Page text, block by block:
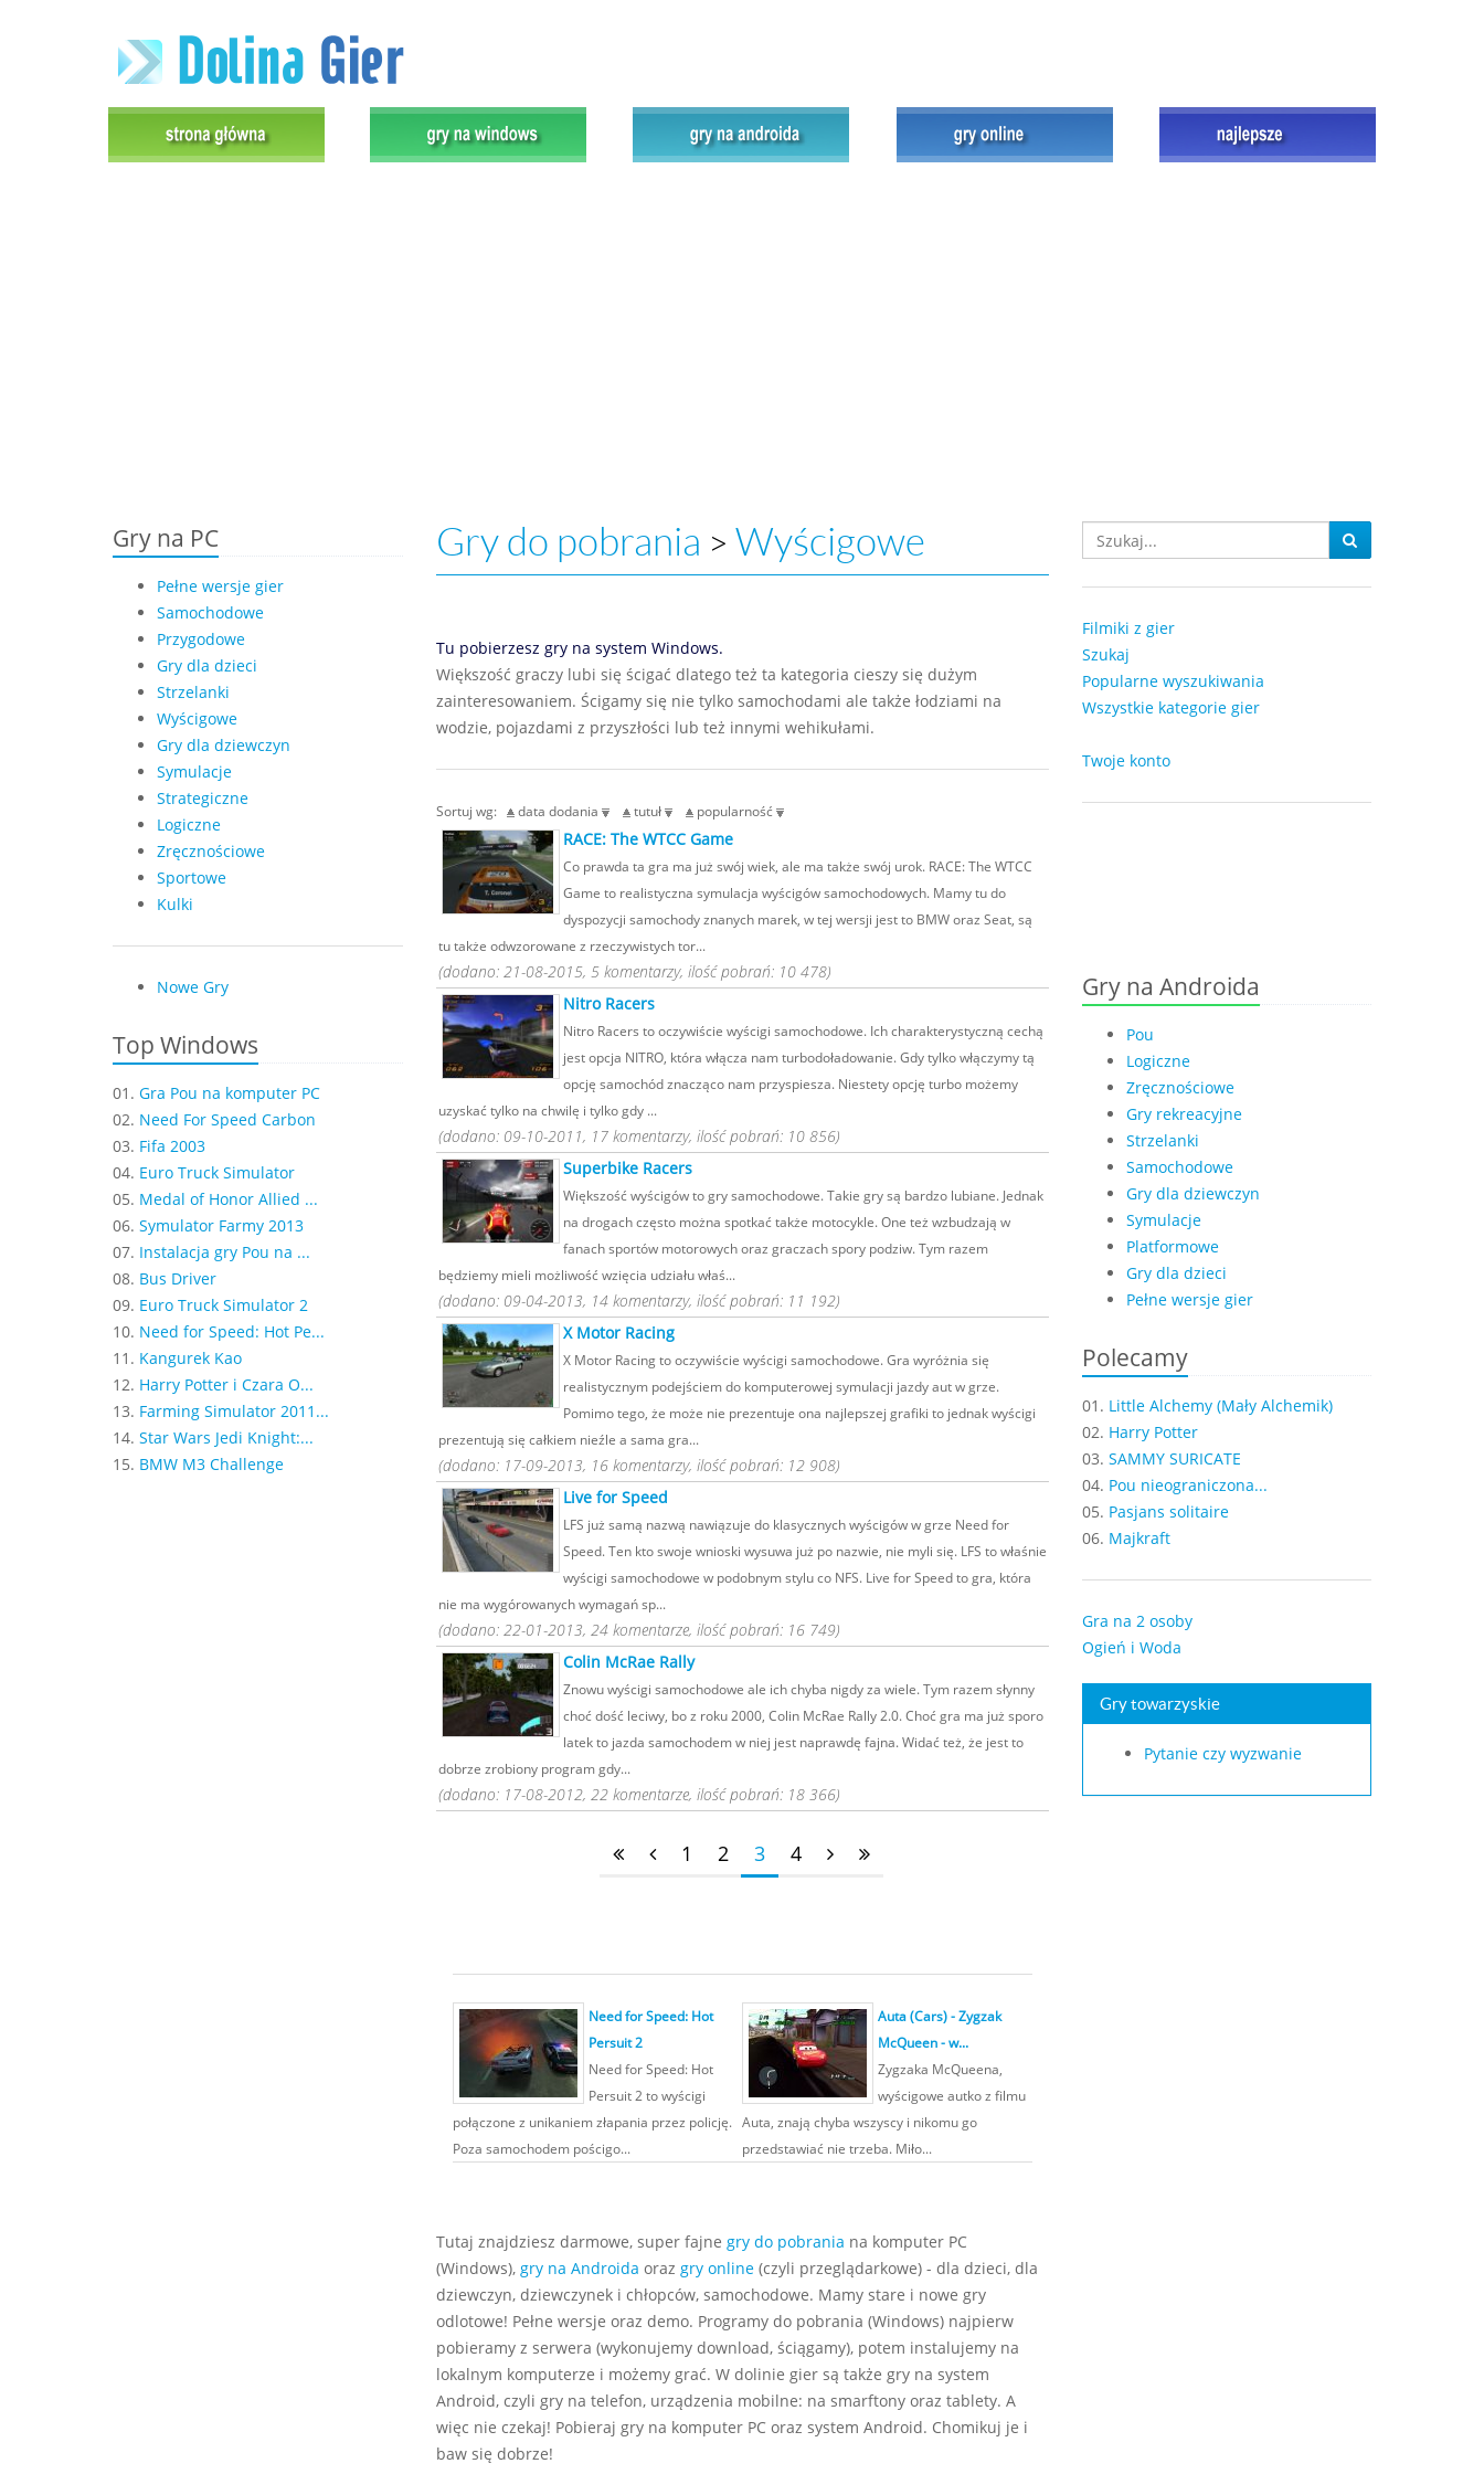
Gry na PC
Pełne wersje gier
Samochodowe
Przygodowe
Gry dla dzieci
Strzelanki
Wyścigowe
Gry dla dziewczyn
Symulacje
Strategiczne
Logiczne
Zręcznościowe
Sportowe
Kulki
Nowe Gry
Top Windows
01. Gra Pou na komputer PC
02. Need For Speed Carbon
03. Fifa 2003
04. Euro Truck Simulator
05. Medal of Honor Allied ...
06. Symulator Farmy 2013
07. Instalacja gry Pou na ...
08. Bus Driver
09. Euro Truck Simulator 2
10. Need for Speed: Hot Pe...
11. Kangurek Kao
12. Harry Potter i Czara O...
13. Farming Simulator 2011...
14. Star Wars Jedi Knight:...
15. BMW M3 Challenge
Gry do pobrania > Wyścigowe
Tu pobierzesz gry na system Windows.
Większość graczy lubi się ścigać dlatego też ta kategoria cieszy się dużym
zainteresowaniem. Ścigamy się nie tylko samochodami ale także łodziami na
wodzie, pojazdami z przyszłości lub też innymi wehikułami.
Sortuj wg: data dodania tutuł popularność
RACE: The WTCC Game
Co prawda ta gra ma już swój wiek, ale ma także swój urok. RACE: The WTCC
Game to realistyczna symulacja wyścigów samochodowych. Mamy tu do
dyspozycji samochody znanych marek, w tej wersji jest to BMW oraz Seat, są
tu także odwzorowane z rzeczywistych tor...
(dodano: 21-08-2015, 5 komentarzy, ilość pobrań: 10 478)
Nitro Racers
Nitro Racers to oczywiście wyścigi samochodowe. Ich charakterystyczną cechą
jest opcja NITRO, która włącza nam turbodoładowanie. Gdy tylko włączymy tą
opcję samochód znacząco nam przyspiesza. Niestety opcję turbo możemy
uzyskać tylko na chwilę i tylko gdy ...
(dodano: 09-10-2011, 17 komentarzy, ilość pobrań: 10 856)
Superbike Racers
Większość wyścigów to gry samochodowe. Takie gry są bardzo lubiane. Jednak
na drogach często można spotkać także motocykle. One też wzbudzają w
fanach sportów motorowych oraz graczach spory podziw. Tym razem
będziemy mieli możliwość wzięcia udziału właś...
(dodano: 09-04-2013, 14 komentarzy, ilość pobrań: 11 192)
X Motor Racing
X Motor Racing to oczywiście wyścigi samochodowe. Gra wyróżnia się
realistycznym podejściem do komputerowej symulacji jazdy aut w grze.
Pomimo tego, że może nie prezentuje ona najlepszej grafiki to jednak wyścigi
prezentują się całkiem nieźle a sama gra...
(dodano: 17-09-2013, 16 komentarzy, ilość pobrań: 12 908)
Live for Speed
LFS już samą nazwą nawiązuje do klasycznych wyścigów w grze Need for
Speed. Ten kto swoje wnioski wysuwa już po nazwie, nie myli się. LFS to właśnie
wyścigi samochodowe w podobnym stylu co NFS. Live for Speed to gra, która
nie ma wygórowanych wymagań sp...
(dodano: 22-01-2013, 24 komentarze, ilość pobrań: 16 749)
Colin McRae Rally
Znowu wyścigi samochodowe ale ich chyba nigdy za wiele. Tym razem słynny
choć dość leciwy, bo z roku 2000, Colin McRae Rally 2.0. Choć gra ma już sporo
latek to jazda samochodem w niej jest naprawdę fajna. Widać też, że jest to
dobrze zrobiony program gdy...
(dodano: 17-08-2012, 22 komentarze, ilość pobrań: 18 366)
1 2 3 4
Need for Speed: Hot
Persuit 2
Need for Speed: Hot
Persuit 2 to wyścigi
połączone z unikaniem złapania przez policję.
Poza samochodem pościgo...
Auta (Cars) - Zygzak
McQueen - w...
Zygzaka McQueena,
wyścigowe autko z filmu
Auta, znają chyba wszyscy i nikomu go
przedstawiać nie trzeba. Miło...
Tutaj znajdziesz darmowe, super fajne gry do pobrania na komputer PC
(Windows), gry na Androida oraz gry online(czyli przeglądarkowe) - dla dzieci, dla
dziewczyn, dziewczynek i chłopców, samochodowe. Mamy stare i nowe gry
odlotowe! Pełne wersje oraz demo. Programy do pobrania (Windows) najpierw
pobieramy z serwera (wykonujemy download, ściągamy), potem instalujemy na
lokalnym komputerze i możemy grać. W dolinie gier są także gry na system
Android, czyli gry na telefon, urządzenia mobilne: na smarftony oraz tablety. A
więc nie czekaj! Pobieraj gry na komputer PC oraz system Android. Chomikuj je i
baw się dobrze!
Filmiki z gier
Szukaj
Popularne wyszukiwania
Wszystkie kategorie gier
Twoje konto
Gry na Androida
Pou
Logiczne
Zręcznościowe
Gry rekreacyjne
Strzelanki
Samochodowe
Gry dla dziewczyn
Symulacje
Platformowe
Gry dla dzieci
Pełne wersje gier
Polecamy
01. Little Alchemy (Mały Alchemik)
02. Harry Potter
03. SAMMY SURICATE
04. Pou nieograniczona...
05. Pasjans solitaire
06. Majkraft
Gra na 2 osoby
Ogień i Woda
Gry towarzyskie
Pytanie czy wyzwanie